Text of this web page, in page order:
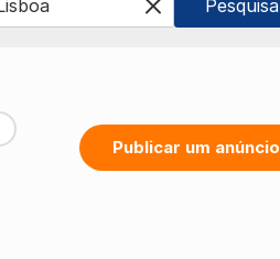
Publicar um anúncio